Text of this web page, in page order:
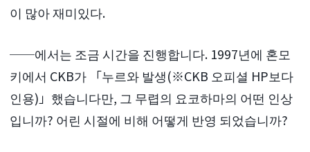
이 많아 재미있다.
──에서는 조금 시간을 진행합니다. 1997년에 혼모
키에서 CKB가 「누르와 발생(※CKB 오피셜 HP보다
인용)」했습니다만, 그 무렵의 요코하마의 어떤 인상
입니까? 어린 시절에 비해 어떻게 반영 되었습니까?